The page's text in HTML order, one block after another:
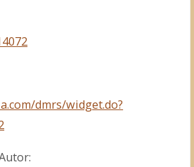
dmrs/widget.do?